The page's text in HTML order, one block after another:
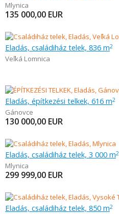
Mlynica
135 000,00 EUR
Eladás, családiház telek, 836 m2
Veľká Lomnica
Eladás, építkezési telkek, 616 m2
Gánovce
130 000,00 EUR
Eladás, családiház telek, 3 000 m2
Mlynica
299 999,00 EUR
Eladás, családiház telek, 850 m2